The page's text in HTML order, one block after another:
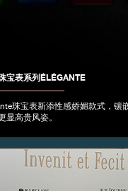
宝表系列ÉLÉGANTE
珠宝表新添性感娇媚款式，镶
显高贵风姿。